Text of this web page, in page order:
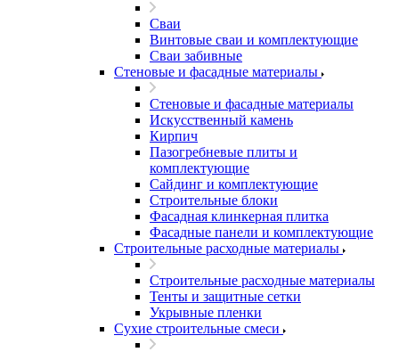
Сваи
Винтовые сваи и комплектующие
Сваи забивные
Стеновые и фасадные материалы
Стеновые и фасадные материалы
Искусственный камень
Кирпич
Пазогребневые плиты и
комплектующие
Сайдинг и комплектующие
Строительные блоки
Фасадная клинкерная плитка
Фасадные панели и комплектующие
Строительные расходные материалы
Строительные расходные материалы
Тенты и защитные сетки
Укрывные пленки
Сухие строительные смеси